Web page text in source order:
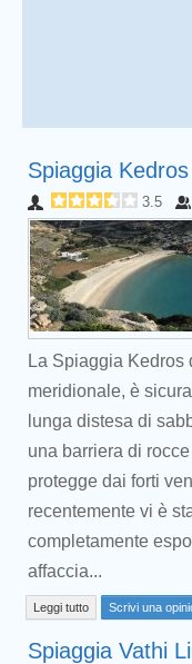
Spiaggia
3.5
La Spiaggia Kedros
meridionale, è
lunga distesa di
una barriera di
protegge dai forti
recentemente vi è
completamente
affaccia...
Leggi tutto Scrivi una
Spiaggia Vathi